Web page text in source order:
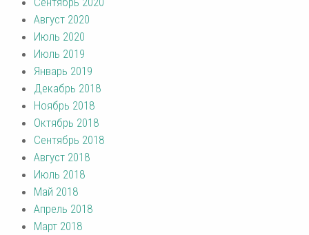
Август 2020
Июль 2020
Июль 2019
Январь 2019
Декабрь 2018
Ноябрь 2018
Октябрь 2018
Сентябрь 2018
Август 2018
Июль 2018
Май 2018
Апрель 2018
Март 2018